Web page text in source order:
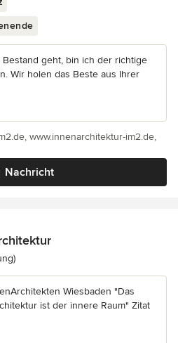
geht, bin ich der richtige
Wir holen das Beste aus Ihrer
Nachricht
www.innenarchitektur-im2.de,
5 von 5 Sternen
Wiesbaden "Das
ist der innere Raum" Zitat